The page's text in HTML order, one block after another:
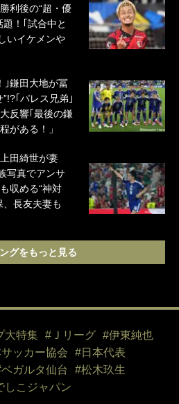
利後の“超・優
！｢試合中と
いイケメンや
｣鎌田大地が冨
｢パレス兄弟｣
反響｢最後の鎌
がある！」
田綺世が妻
写真でアンサ
収める“神対
、長友夫妻も
グをもっと見る
大特集 #Ｊリーグ
#伊東純也
ッカー協会
#日本代表
ガルタ仙台
#松木玖生
しこジャパン